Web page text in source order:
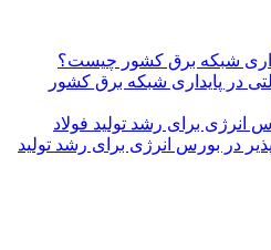
در پایداری شبکه برق کشور
در بورس انرژی برای رشد تولید